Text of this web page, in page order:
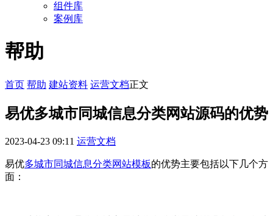
组件库
案例库
帮助
首页 帮助 建站资料 运营文档正文
易优多城市同城信息分类网站源码的优势
2023-04-23 09:11 运营文档
易优多城市同城信息分类网站模板的优势主要包括以下几个方
面：